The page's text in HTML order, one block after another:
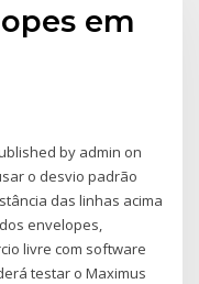
em
by admin on
o desvio padrão
das linhas acima
envelopes,
livre com software
testar o Maximus